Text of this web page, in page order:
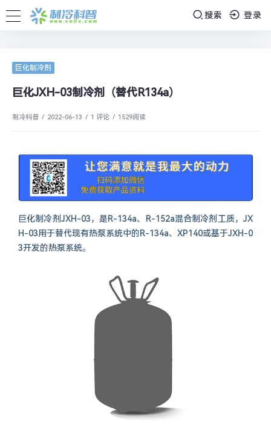
搜索 登录
巨化制冷剂
巨化JXH-03制冷剂（替代R134a）
制冷科普 / 2022-06-13 / 1 评论 / 1529阅读
巨化制冷剂JXH-03，是R-134a、R-152a混合制冷剂工质，JX
H-03用于替代现有热泵系统中的R-134a、XP140或基于JXH-0
3开发的热泵系统。